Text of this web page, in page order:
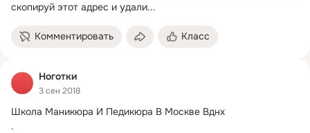
скопируй этот адрес и удали...
Комментировать Класс
Ноготки
3 сен 2018
Школа Маникюра И Педикюра В Москве Вднх
.